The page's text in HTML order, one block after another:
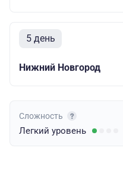
5 день
Нижний Новгород
Сложность
Легкий уровень